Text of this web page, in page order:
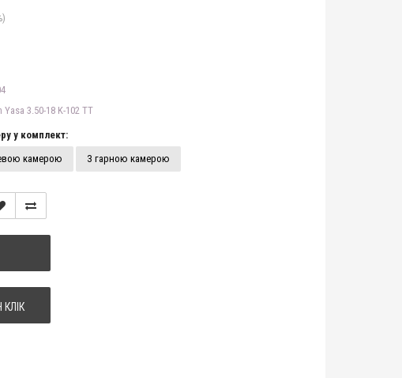
3.50-18 K-102 TT
у комплект:
камерою З гарною камерою